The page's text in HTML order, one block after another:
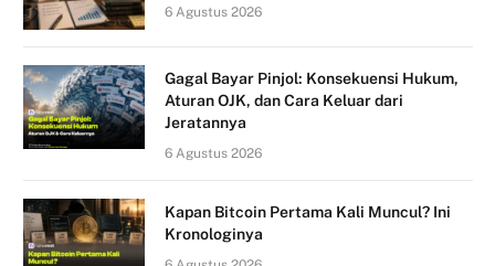
6 Agustus 2026
Gagal Bayar Pinjol: Konsekuensi Hukum,
Aturan OJK, dan Cara Keluar dari
Jeratannya
6 Agustus 2026
Kapan Bitcoin Pertama Kali Muncul? Ini
Kronologinya